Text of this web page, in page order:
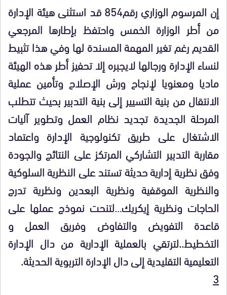
إن المرسوم الوزاري رقم854 قد استثنى هيئة الإدارة
من أطر الوزارة الخمس واحتفظ بإطارها المرجعي
القديم رغم تغير المهمة المسندة لها وفي هذا تثبيط
لنساء الإدارة ورجالها لايجبره إلا تحفيز أطر هذه الهيئة
ماديا ومعنويا لإنجاح ورش الإصلاح وتأمين عملية
الانتقال من بنية التسيير إلى بنية التدبير بحيث تتطلب
المرحلة الجديدة تجديد نظام العمل وتطوير آليات
الاشتغال على طريق تكنولوجية الإدارة واعتماد
مقاربة التدبير التشاركي المرتكز على النتائج والجودة
وفق نظرية إدارية حديثة تستند على النظرية السلوكية
والنظرية الموقفية ونظرية البعدين ونظرية تدرج
الحاجات ونظرية إيكريك…لتنحت نموذج عملها على
قاعدة التفويض والتفاوض وفريق العمل و
التخطيط..لترتقي بالعملية الإدارية من دال الإدارة
التعليمية التقليدية إلى دال الإدارة التربوية الحديثة.
3